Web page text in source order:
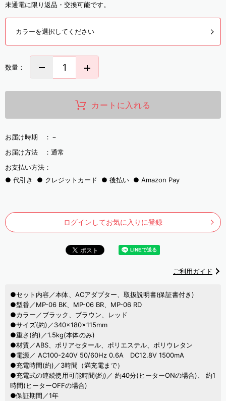
未通電に限り返品・交換可能です。
カラーを選択してください
数量：
カートに入れる
お届け時期 ： －
お届け方法 ： 通常
お支払い方法：
代引き
クレジットカード 後払い Amazon Pay
ログインしてお気に入りに登録
ご利用ガイド
●セット内容／本体、ACアダプター、取扱説明書(保証書付き)
●型番／MP-06 BK、MP-06 BR、MP-06 RD
●カラー／ブラック、ブラウン、レッド
●サイズ(約)／340×180×115mm
●重さ(約)／1.5kg(本体のみ)
●材質／ABS、ポリアセタール、ポリエステル、ポリウレタン
●電源／ AC100-240V 50/60Hz 0.6A DC12.8V 1500mA
●充電時間(約)／3時間（満充電まで）
●充電式の連続使用可能時間(約)／ 約40分(ヒーターONの場合)、 約1
時間(ヒーターOFFの場合)
●保証期間／1年